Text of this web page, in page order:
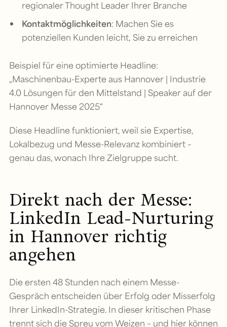
regionaler Thought Leader Ihrer Branche
Kontaktmöglichkeiten: Machen Sie es
potenziellen Kunden leicht, Sie zu erreichen
Beispiel für eine optimierte Headline:
„Maschinenbau-Experte aus Hannover | Industrie
4.0 Lösungen für den Mittelstand | Speaker auf der
Hannover Messe 2025“
Diese Headline funktioniert, weil sie Expertise,
Lokalbezug und Messe-Relevanz kombiniert –
genau das, wonach Ihre Zielgruppe sucht.
Direkt nach der Messe:
LinkedIn Lead-Nurturing
in Hannover richtig
angehen
Die ersten 48 Stunden nach einem Messe-
Gespräch entscheiden über Erfolg oder Misserfolg
Ihrer LinkedIn-Strategie. In dieser kritischen Phase
trennt sich die Spreu vom Weizen – und hier können